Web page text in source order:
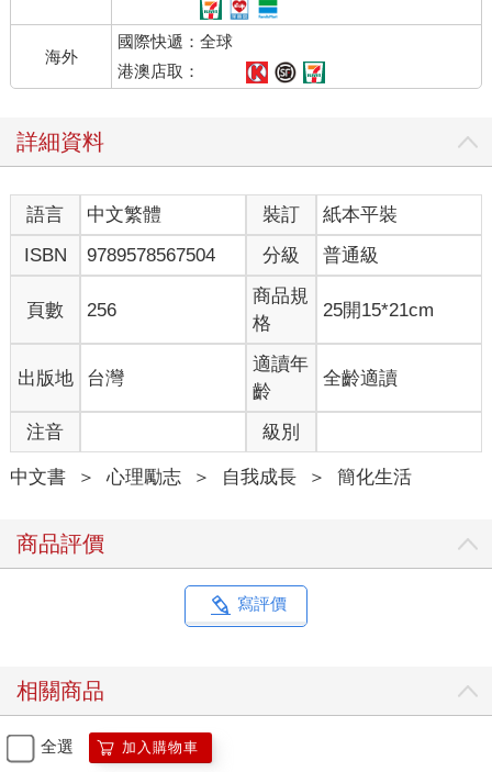
海外
國際快遞：全球
港澳店取：
詳細資料
語言 中文繁體 裝訂
紙本平裝
ISBN
9789578567504 分級 普通級
頁數 256
商品規
格
25開15*21cm
出版地 台灣
適讀年
齡
全齡適讀
注音 級別
中文書 ＞ 心理勵志 ＞ 自我成長 ＞ 簡化生活
商品評價
寫評價
相關商品
全選 加入購物車